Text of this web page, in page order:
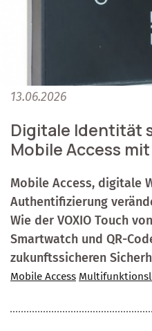
13.06.2026
Digitale Identität
Mobile Access
Mobile Access, digitale
Authentifizierung
Wie der VOXIO Touch
Smartwatch und QR-
zukunftssicheren
Mobile Access